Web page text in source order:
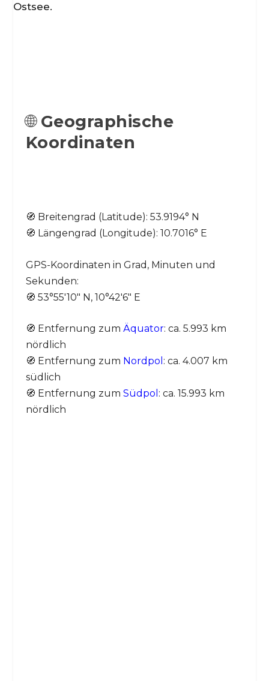
Ostsee.
🌐 Geographische
Koordinaten
🧭 Breitengrad (Latitude): 53.9194° N
🧭 Längengrad (Longitude): 10.7016° E
GPS-Koordinaten in Grad, Minuten und
Sekunden:
🧭 53°55′10″ N, 10°42′6″ E
🧭 Entfernung zum Äquator: ca. 5.993 km
nördlich
🧭 Entfernung zum Nordpol : ca. 4.007 km
südlich
🧭 Entfernung zum Südpol : ca. 15.993 km
nördlich